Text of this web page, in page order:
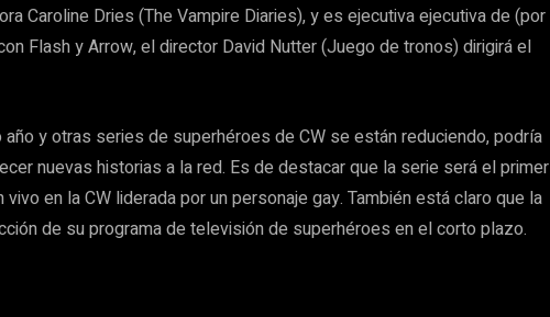
Caroline Dries (The Vampire Diaries), y es ejecutiva ejecutiva de (por
Flash y Arrow, el director David Nutter (Juego de tronos) dirigirá el
y otras series de superhéroes de CW se están reduciendo, podría
nuevas historias a la red. Es de destacar que la serie será el primer
en la CW liderada por un personaje gay. También está claro que la
de su programa de televisión de superhéroes en el corto plazo.